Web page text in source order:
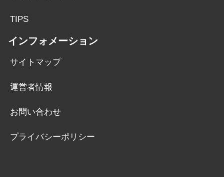
TIPS
インフォメーション
サイトマップ
運営者情報
お問い合わせ
プライバシーポリシー